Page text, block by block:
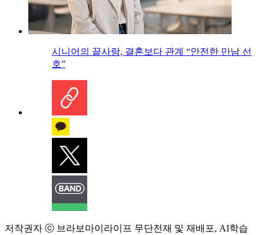
시니어의 끝사랑, 결혼보다 관계 “안전한 만남 선
호”
저작권자 ⓒ 브라보마이라이프 무단전재 및 재배포, AI학습